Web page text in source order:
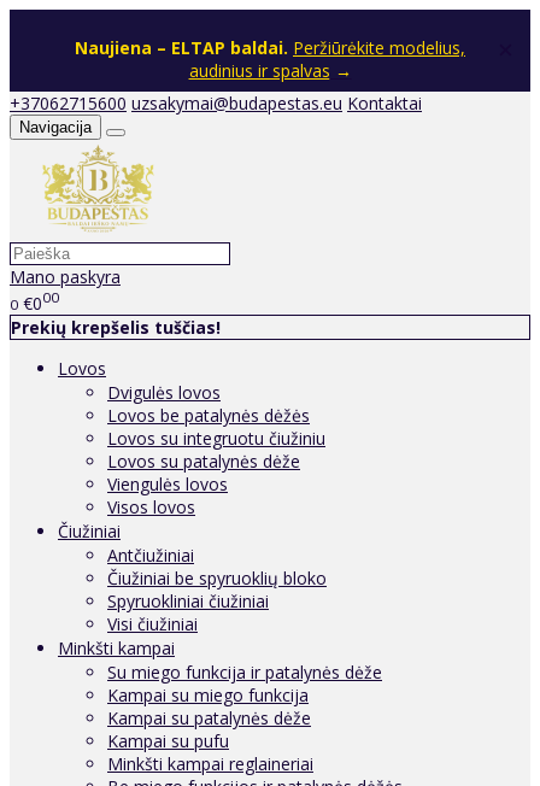
Naujiena – ELTAP baldai. Peržiūrėkite modelius,
audinius ir spalvas →
+37062715600 uzsakymai@budapestas.eu Kontaktai
Navigacija
Mano paskyra
0 €000
Prekių krepšelis tuščias!
Lovos
Dvigulės lovos
Lovos be patalynės dėžės
Lovos su integruotu čiužiniu
Lovos su patalynės dėže
Viengulės lovos
Visos lovos
Čiužiniai
Antčiužiniai
Čiužiniai be spyruoklių bloko
Spyruokliniai čiužiniai
Visi čiužiniai
Minkšti kampai
Su miego funkcija ir patalynės dėže
Kampai su miego funkcija
Kampai su patalynės dėže
Kampai su pufu
Minkšti kampai reglaineriai